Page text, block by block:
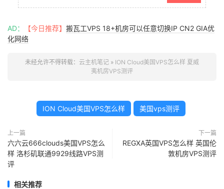
优惠...
AD： 【今日推荐】 搬瓦工VPS 18+机房可以任意切换IP CN2 GIA优
化网络
未经允许不得转载： 云主机笔记 » ION Cloud美国VPS怎么样 夏威
夷机房VPS测评
ION Cloud美国VPS怎么样 美国vps测评
上一篇
六六云666clouds美国VPS怎么
样 洛杉矶联通9929线路VPS测
评
下一篇
REGXA英国VPS怎么样 英国伦
敦机房VPS测评
相关推荐